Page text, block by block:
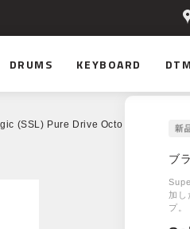
DRUMS KEYBOARD
(SSL) Pure Drive Octo
ブ
加し
プ。